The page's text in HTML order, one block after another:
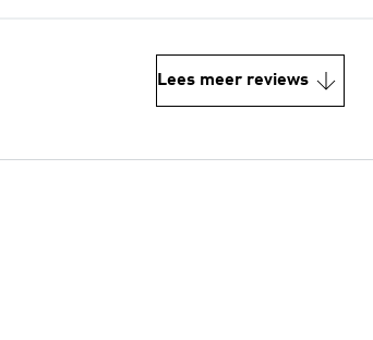
Lees meer reviews